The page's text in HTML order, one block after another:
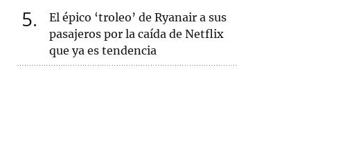
5
El épico ‘troleo’ de Ryanair a sus
pasajeros por la caída de Netflix
que ya es tendencia